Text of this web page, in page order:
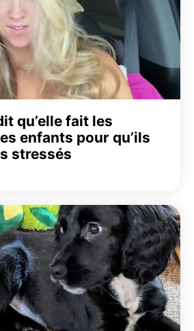
qu’elle fait les
enfants pour qu’ils
stressés